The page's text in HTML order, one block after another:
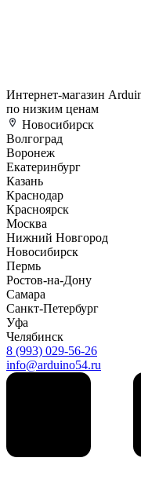
Интернет-магазин
по низким ценам
Новосибирск
Волгоград
Воронеж
Екатеринбург
Казань
Краснодар
Красноярск
Москва
Нижний Новгород
Новосибирск
Пермь
Ростов-на-Дону
Самара
Санкт-Петербург
Уфа
Челябинск
8 (993) 029-56-26
info@arduino54.ru